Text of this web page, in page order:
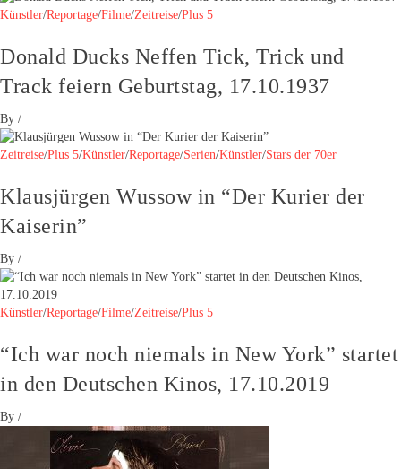
Künstler/Reportage/Filme/Zeitreise/Plus 5
Donald Ducks Neffen Tick, Trick und
Track feiern Geburtstag, 17.10.1937
By /
Zeitreise/Plus 5/Künstler/Reportage/Serien/Künstler/Stars der 70er
Klausjürgen Wussow in “Der Kurier der
Kaiserin”
By /
Künstler/Reportage/Filme/Zeitreise/Plus 5
“Ich war noch niemals in New York” startet
in den Deutschen Kinos, 17.10.2019
By /